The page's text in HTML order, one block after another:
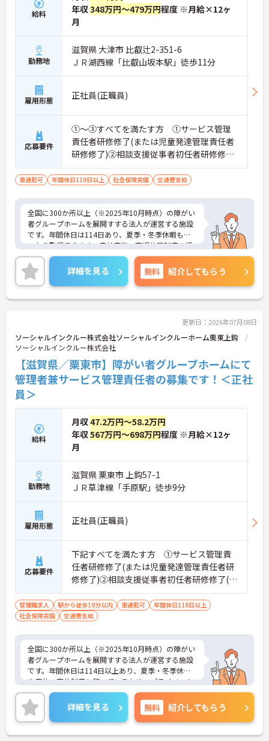
ームのパートスタッフの教育やサポートにも携わる
ことができ、現場の介助業務にとどまらず、施設運
営や人材育成の視点を養うことで、将来のエリアマ
ネージャー候補としてのステップアップに直結しま
す。
・定年70歳、再雇用75歳までという業界屈指の制度
があり、20代から60代まで幅広い年代が活躍してい
ます。年間休日も114日確保されているため、無理
なく長期的なキャリアを築いていただけます。
・全施設がバリアフリー設計かつ最新設備を備えて
に加え、ソフト面でも「献立の事前決定・レシピ完
備」により現場の負担が大幅に軽減されています。
ご利用者様の安全性はもちろん、働くスタッフにと
っても身体的負担が少なく、高いモチベーションを
保って業務に集中できます。
給料
年収348万円～479万円程度 ※月給×12ヶ
月
勤務地
滋賀県 大津市 比叡辻2-351-6
ＪＲ湖西線「比叡山坂本駅」徒歩11分
雇用形態 正社員(正職員)
応募要件
①～③すべてを満たす方 ①サービス管理
責任者研修修了(または児童発達管理責任者
研修修了)②相談支援従事者初任者研修修了
(または相談支援従事者実務者研修修了)③普
通自動車運転免許(AT限定可)
車通勤可 年間休日110日以上 社会保険完備 交通費支給
全国に300か所以上（※2025年10月時点）の障がい
者グループホームを展開すする法人が運営する施設
です。年間休日は114日あり、夏季・冬季休暇もし
っかり取得できます。産前産後・育児休暇制度の活
用実績も豊富で、子育て中の方も多数活躍してお
り、ライフステージに変化があっても安心して長く
働ける環境です。職場では20代から60代まで幅広い
年代のスタッフがそれぞれの経験を活かして活躍し
ています。一般社員研修や外部勉強会受講支援な
心です。また、請求・申請業務は本社専門部署が一
括対応するため、利用者さまへの支援に集中できま
す。キャリアアップを目指したい方、プライベート
と両立しながら専門性を高めたい方におすすめで
す。ご興味のある方は詳細等をお伝えしますので、
お気軽にお問い合わせください。
詳細を見る 無料 紹介してもらう
更新日：2026年07月08日
ソーシャルインクルー株式会社ソーシャルインクルーホーム栗東上鈎
ソーシャルインクルー株式会社
【滋賀県／栗東市】障がい者グループホームにて
管理者兼サービス管理責任者の募集です！＜正社
員＞
給料
月収47.2万円～58.2万円
年収567万円～698万円程度 ※月給×12ヶ
月
勤務地
滋賀県 栗東市 上鈎57-1
ＪＲ草津線「手原駅」徒歩9分
雇用形態 正社員(正職員)
応募要件
下記すべてを満たす方 ①サービス管理責
任者研修修了(または児童発達管理責任者研
修修了)②相談支援従事者初任者研修修了(ま
たは相談支援従事者実務者研修修了)③普通
自動車運転免許(AT限定可)
管理職求人 駅から徒歩10分以内 車通勤可
年間休日110日以上
社会保険完備
交通費支給
全国に300か所以上（※2025年10月時点）の障がい
者グループホームを展開すする法人が運営する施設
です。年間休日は114日以上あり、夏季・冬季休暇
や産休・育休制度も整っているため、プライベート
を大切にしながら長く働けます。20代からシニアま
で幅広い年代のスタッフが活躍しており、子育て中
の方も多いので、お互いに協力し合える温かい雰囲
気です。研修制度や外部勉強会の受講支援もあり、
働きながらスキルアップを目指せる環境が魅力。請
詳細を見る 無料 紹介してもらう